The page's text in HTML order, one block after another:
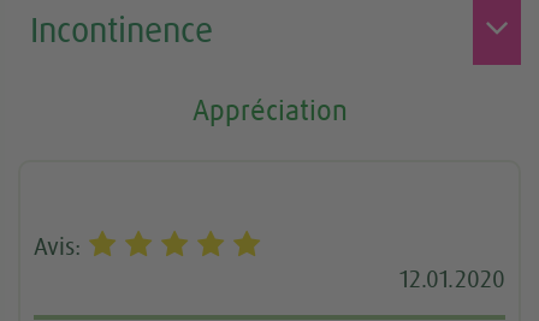
Incontinence
Appréciation
Avis:
12.01.2020